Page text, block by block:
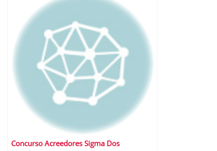
Concurso Acreedores Sigma Dos